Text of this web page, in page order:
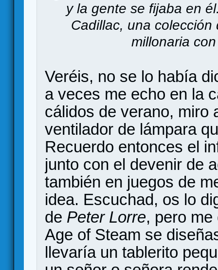
y la gente se fijaba en
Cadillac, una
millonaria
Veréis, no se lo había
a veces me echo en la
cálidos de verano, miro
ventilador de lámpara
Recuerdo entonces el
junto con el devenir de
también en juegos de
idea. Escuchad, os lo
de Peter Lorre, pero
Age of Steam se
llevaría un tablerito